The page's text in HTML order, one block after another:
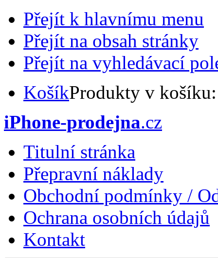
Přejít k hlavnímu menu
Přejít na obsah stránky
Přejít na vyhledávací
KošíkProdukty v
iPhone-prodejna.cz
Titulní stránka
Přepravní náklady
Obchodní podmínky /
Ochrana osobních údajů
Kontakt